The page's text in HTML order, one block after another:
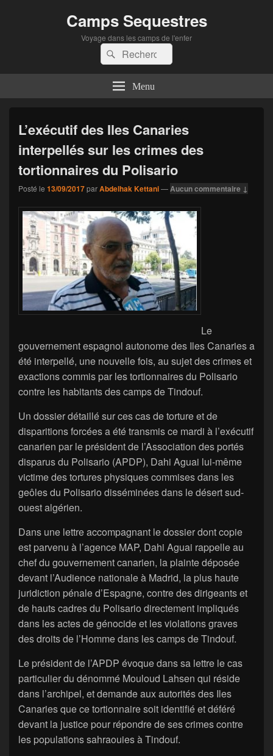
Camps Sequestres
Voyage dans les camps de l'enfer
Recherche :
Rechercher
Menu
L’exécutif des Iles Canaries
interpellés sur les crimes des
tortionnaires du Polisario
Posté le 13/09/2017parAbdelhak Kettani—Aucun commentaire ↓
Le
gouvernement espagnol autonome des Iles Canaries a
été interpellé, une nouvelle fois, au sujet des crimes et
exactions commis par les tortionnaires du Polisario
contre les habitants des camps de Tindouf.
Un dossier détaillé sur ces cas de torture et de
disparitions forcées a été transmis ce mardi à l’exécutif
canarien par le président de l’Association des portés
disparus du Polisario (APDP), Dahi Aguai lui-même
victime des tortures physiques commises dans les
geôles du Polisario disséminées dans le désert sud-
ouest algérien.
Dans une lettre accompagnant le dossier dont copie
est parvenu à l’agence MAP, Dahi Aguai rappelle au
chef du gouvernement canarien, la plainte déposée
devant l’Audience nationale à Madrid, la plus haute
juridiction pénale d’Espagne, contre des dirigeants et
de hauts cadres du Polisario directement impliqués
dans les actes de génocide et les violations graves
des droits de l’Homme dans les camps de Tindouf.
Le président de l’APDP évoque dans sa lettre le cas
particulier du dénommé Mouloud Lahsen qui réside
dans l’archipel, et demande aux autorités des Iles
Canaries que ce tortionnaire soit identifié et déféré
devant la justice pour répondre de ses crimes contre
les populations sahraouies à Tindouf.